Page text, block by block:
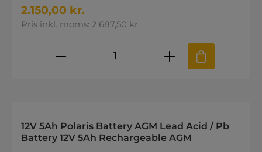
2.150,00 kr.
Pris inkl. moms: 2.687,50 kr.
Produktmængde: Indtast den
12V 5Ah Polaris Battery AGM Lead Acid / Pb
Battery 12V 5Ah Rechargeable AGM